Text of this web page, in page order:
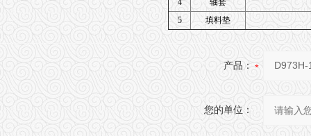
4
轴套
5
填料垫
产品：
您的单位：